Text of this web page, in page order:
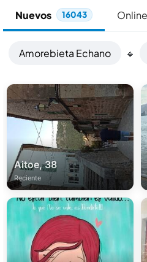
Nuevos 16043 Online
Amorebieta Echano 🔹
Aitoe, 38
Reciente